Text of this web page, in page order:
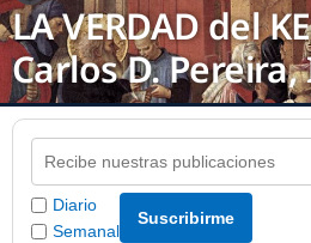
LA VERDAD del
Carlos D. Pereira,
Diario
Semanal
Suscribirme